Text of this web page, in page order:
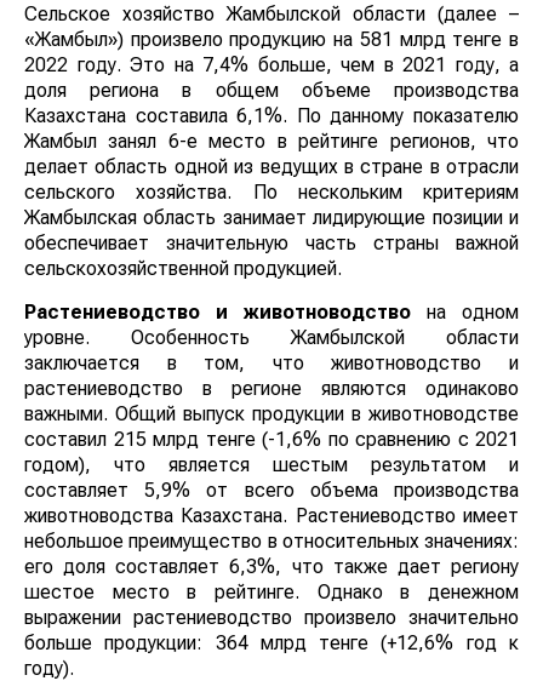
Сельское хозяйство Жамбылской области (далее –
«Жамбыл») произвело продукцию на 581 млрд тенге в
2022 году. Это на 7,4% больше, чем в 2021 году, а
доля региона в общем объеме производства
Казахстана составила 6,1%. По данному показателю
Жамбыл занял 6-е место в рейтинге регионов, что
делает область одной из ведущих в стране в отрасли
сельского хозяйства. По нескольким критериям
Жамбылская область занимает лидирующие позиции и
обеспечивает значительную часть страны важной
сельскохозяйственной продукцией.
Растениеводство и животноводство на одном
уровне. Особенность Жамбылской области
заключается в том, что животноводство и
растениеводство в регионе являются одинаково
важными. Общий выпуск продукции в животноводстве
составил 215 млрд тенге (-1,6% по сравнению с 2021
годом), что является шестым результатом и
составляет 5,9% от всего объема производства
животноводства Казахстана. Растениеводство имеет
небольшое преимущество в относительных значениях:
его доля составляет 6,3%, что также дает региону
шестое место в рейтинге. Однако в денежном
выражении растениеводство произвело значительно
больше продукции: 364 млрд тенге (+12,6% год к
году).